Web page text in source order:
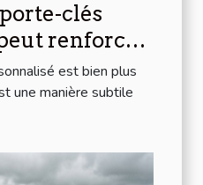
clés
renforcer
?
est bien plus
une manière subtile